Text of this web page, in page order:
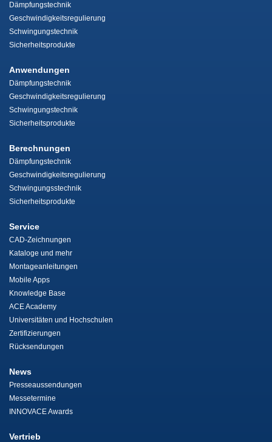
Dämpfungstechnik
Geschwindigkeitsregulierung
Schwingungstechnik
Sicherheitsprodukte
Anwendungen
Dämpfungstechnik
Geschwindigkeitsregulierung
Schwingungstechnik
Sicherheitsprodukte
Berechnungen
Dämpfungstechnik
Geschwindigkeitsregulierung
Schwingungsstechnik
Sicherheitsprodukte
Service
CAD-Zeichnungen
Kataloge und mehr
Montageanleitungen
Mobile Apps
Knowledge Base
ACE Academy
Universitäten und Hochschulen
Zertifizierungen
Rücksendungen
News
Presseaussendungen
Messetermine
INNOVACE Awards
Vertrieb